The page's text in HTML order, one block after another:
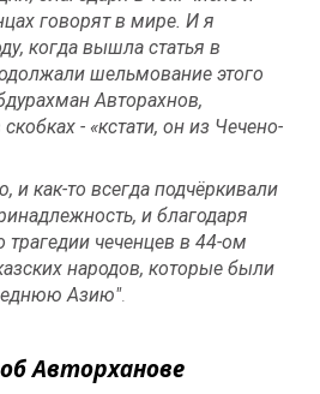
говорят в мире. И я
когда вышла статья в
шельмование этого
Авторахнов,
- «кстати, он из Чечено-
и как-то всегда подчёркивали
и благодаря
трагедии чеченцев в 44-ом
народов, которые были
Азию".
Авторханове